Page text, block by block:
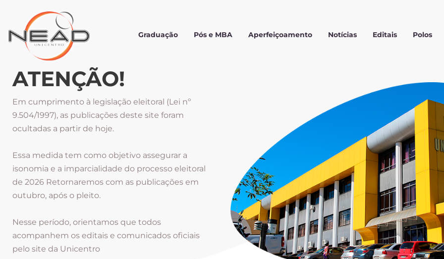
Graduação Pós e MBA Aperfeiçoamento Notícias Editais Polos
ATENÇÃO!
Em cumprimento à legislação eleitoral (Lei nº
9.504/1997), as publicações deste site foram
ocultadas a partir de hoje.
Essa medida tem como objetivo assegurar a
isonomia e a imparcialidade do processo eleitoral
de 2026 Retornaremos com as publicações em
outubro, após o pleito.
Nesse período, orientamos que todos
acompanhem os editais e comunicados oficiais
pelo site da Unicentro